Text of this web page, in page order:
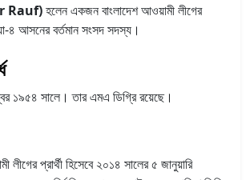
Rauf)হলেন একজন বাংলাদেশ আওয়ামী লীগের
৪ আসনের বর্তমান সংসদ সদস্য।
১৯৫৪ সালে। তার এমএ ডিগ্রি রয়েছে।
লীগের প্রার্থী হিসেবে ২০১৪ সালের ৫ জানুয়ারি